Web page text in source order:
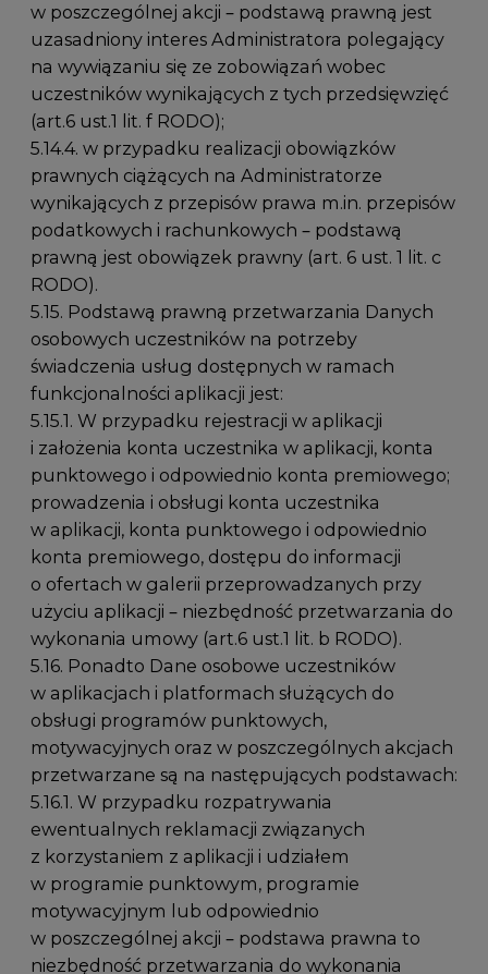
w poszczególnej akcji – podstawą prawną jest
uzasadniony interes Administratora polegający
na wywiązaniu się ze zobowiązań wobec
uczestników wynikających z tych przedsięwzięć
(art.6 ust.1 lit. f RODO);
5.14.4. w przypadku realizacji obowiązków
prawnych ciążących na Administratorze
wynikających z przepisów prawa m.in. przepisów
podatkowych i rachunkowych – podstawą
prawną jest obowiązek prawny (art. 6 ust. 1 lit. c
RODO).
5.15. Podstawą prawną przetwarzania Danych
osobowych uczestników na potrzeby
świadczenia usług dostępnych w ramach
funkcjonalności aplikacji jest:
5.15.1. W przypadku rejestracji w aplikacji
i założenia konta uczestnika w aplikacji, konta
punktowego i odpowiednio konta premiowego;
prowadzenia i obsługi konta uczestnika
w aplikacji, konta punktowego i odpowiednio
konta premiowego, dostępu do informacji
o ofertach w galerii przeprowadzanych przy
użyciu aplikacji – niezbędność przetwarzania do
wykonania umowy (art.6 ust.1 lit. b RODO).
5.16. Ponadto Dane osobowe uczestników
w aplikacjach i platformach służących do
obsługi programów punktowych,
motywacyjnych oraz w poszczególnych akcjach
przetwarzane są na następujących podstawach:
5.16.1. W przypadku rozpatrywania
ewentualnych reklamacji związanych
z korzystaniem z aplikacji i udziałem
w programie punktowym, programie
motywacyjnym lub odpowiednio
w poszczególnej akcji – podstawa prawna to
niezbędność przetwarzania do wykonania